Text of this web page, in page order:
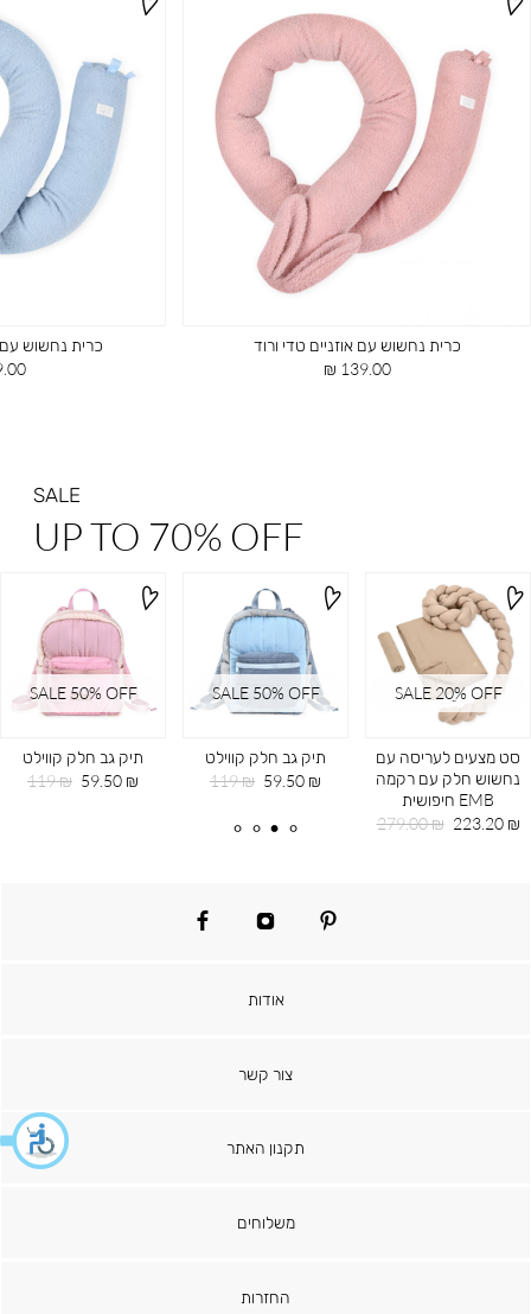
כרית נחשוש עם אוזניים טדי ורוד
מחיר
139.00 ₪
כרית נחשוש עם
₪
SALE
UP TO 70% OFF
SALE 50% OFF
תיק גב חלק קווילט
מחיר
59.50 ₪
מחיר
119 ₪
SALE 50% OFF
תיק גב חלק קווילט
מחיר
59.50 ₪
מחיר
119 ₪
SALE 20ֵ% OFF
סט מצעים לעריסה עם
נחשוש חלק עם רקמה
EMB חיפושית
מחיר
223.20 ₪
מחיר
279.00 ₪
pinterest
instagram
facebook
אודות
צור קשר
תקנון האתר
משלוחים
החזרות